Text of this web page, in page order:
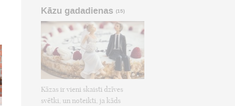
Kāzu gadadienas (15)
Kāzas ir vieni skaisti dzīves
svētki, un noteikti, ja kāds